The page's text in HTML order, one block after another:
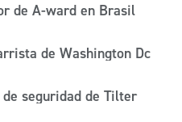
de A-ward en Brasil
de Washington Dc
seguridad de Tilter